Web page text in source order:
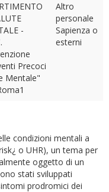
-
Precoci
Mentale"
Altro
personale
Sapienza o
esterni
condizioni mentali a
o UHR), un tema per
oggetto di un
stati sviluppati
prodromici dei